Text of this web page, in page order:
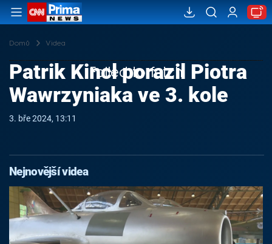
Domů Videa
Failed to fetch
Patrik Kincl porazil Piotra
Wawrzyniaka ve 3. kole
3. bře 2024, 13:11
Nejnovější videa